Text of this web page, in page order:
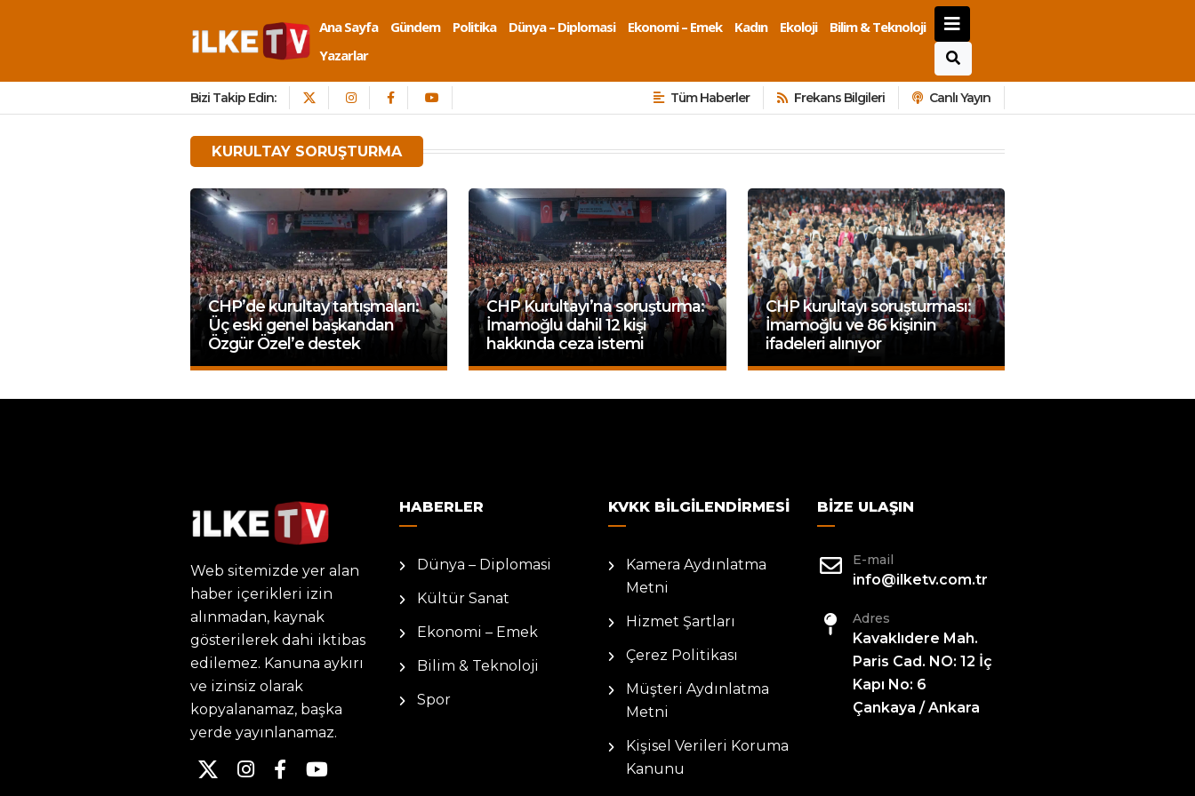
Ana Sayfa Gündem Politika Dünya – Diplomasi Ekonomi – Emek Kadın Ekoloji
Bilim & Teknoloji
Yazarlar
Bizi Takip Edin: Tüm Haberler Frekans Bilgileri Canlı Yayın
KURULTAY SORUŞTURMA
CHP’de kurultay tartışmaları:
Üç eski genel başkandan
Özgür Özel’e destek
CHP Kurultayı’na soruşturma:
İmamoğlu dahil 12 kişi
hakkında ceza istemi
CHP kurultayı soruşturması:
İmamoğlu ve 86 kişinin
ifadeleri alınıyor
Web sitemizde yer alan
haber içerikleri izin
alınmadan, kaynak
gösterilerek dahi iktibas
edilemez. Kanuna aykırı
ve izinsiz olarak
kopyalanamaz, başka
yerde yayınlanamaz.
HABERLER
Dünya – Diplomasi
Kültür Sanat
Ekonomi – Emek
Bilim & Teknoloji
Spor
KVKK BILGILENDIRMESI
Kamera Aydınlatma
Metni
Hizmet Şartları
Çerez Politikası
Müşteri Aydınlatma
Metni
Kişisel Verileri Koruma
Kanunu
BIZE ULAŞIN
E-mail
info@ilketv.com.tr
Adres
Kavaklıdere Mah.
Paris Cad. NO: 12 İç
Kapı No: 6
Çankaya / Ankara